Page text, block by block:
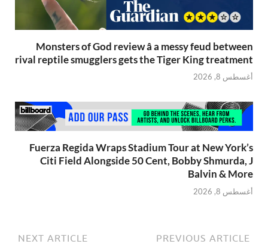
Monsters of God review â a messy feud between
rival reptile smugglers gets the Tiger King treatment
أغسطس 8, 2026
Fuerza Regida Wraps Stadium Tour at New York’s
Citi Field Alongside 50 Cent, Bobby Shmurda, J
Balvin & More
أغسطس 8, 2026
PREVIOUS ARTICLE
NEXT ARTICLE